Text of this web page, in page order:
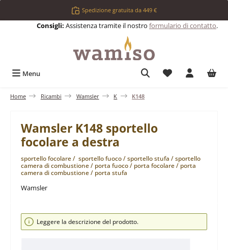
Passa al contenuto principaleSpedizione gratuita da 449 €
Consigli: Assistenza tramite il nostro formulario di contatto.
Menu Hai 0 articoli
Home Ricambi Wamsler K K148
Wamsler K148 sportello
focolare a destra
sportello focolare / sportello fuoco / sportello stufa / sportello
camera di combustione / porta fuoco / porta focolare / porta
camera di combustione / porta stufa
Wamsler
Salta la galleria di immagini
Leggere la descrizione del prodotto.